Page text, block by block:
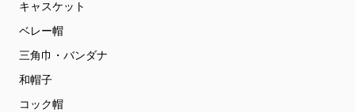
キャスケット
ベレー帽
三角巾・バンダナ
和帽子
コック帽